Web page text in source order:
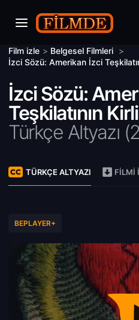
Film izle > Belgesel Filmleri >
İzci Sözü: Amerikan İzci
İzci Sözü:
Teşkilatının
Türkçe Altyazı (
TÜRKÇE ALTYAZI FILMI
BEPLAYER+